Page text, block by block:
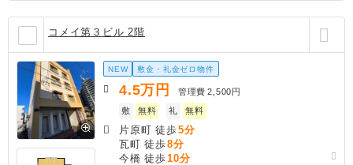
コメイ第３ビル 2階
NEW 敷金・礼金ゼロ物件
4.5万円 管理費 2,500円
敷
無料 礼 無料
片原町 徒歩5分
瓦町 徒歩8分
今橋 徒歩10分